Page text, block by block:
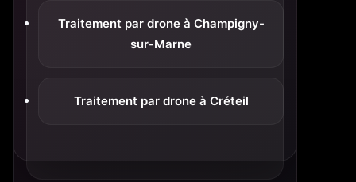
Traitement par drone à Champigny-
sur-Marne
Traitement par drone à Créteil